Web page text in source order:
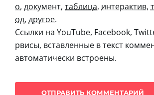
о, документ, таблица, интерактив,
од, другое.
Ссылки на YouTube, Facebook,
рвисы, вставленные в текст
автоматически встроены.